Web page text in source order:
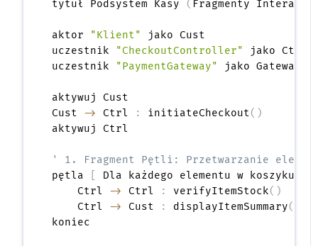
tytuł Podsystem Kasy ( Fragmenty Interakcji
aktor "Klient"
jako Cust
uczestnik
"CheckoutController"
jako Ctrl
uczestnik
"PaymentGateway" jako Gateway
aktywuj Cust
Cust -> Ctrl : initiateCheckout( )
aktywuj Ctrl
' 1. Fragment Pętli: Przetwarzanie
pętla
Dla każdego elementu w koszyku
    Ctrl
-> Ctrl : verifyItemStock( )
    Ctrl
-> Cust : displayItemSummary(
koniec